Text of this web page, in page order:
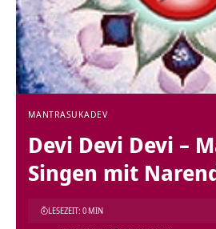
MANTRASUKADEV
Devi Devi Devi –
Singen mit
LESEZEIT: 0 MIN